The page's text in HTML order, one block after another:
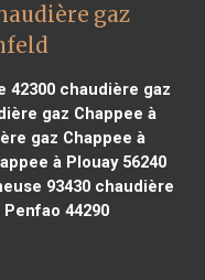
gaz
42300 chaudière gaz
gaz Chappee à
gaz Chappee à
à Plouay 56240
93430chaudière
44290